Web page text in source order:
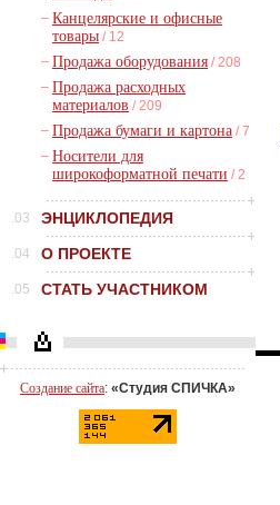
– Канцелярские и офисные
товары / 12
– Продажа оборудования / 208
– Продажа расходных
материалов / 209
– Продажа бумаги и картона / 7
– Носители для
широкоформатной печати / 2
.03 ЭНЦИКЛОПЕДИЯ
.04 О ПРОЕКТЕ
.05 СТАТЬ УЧАСТНИКОМ
Создание сайта: «Студия СПИЧКА»